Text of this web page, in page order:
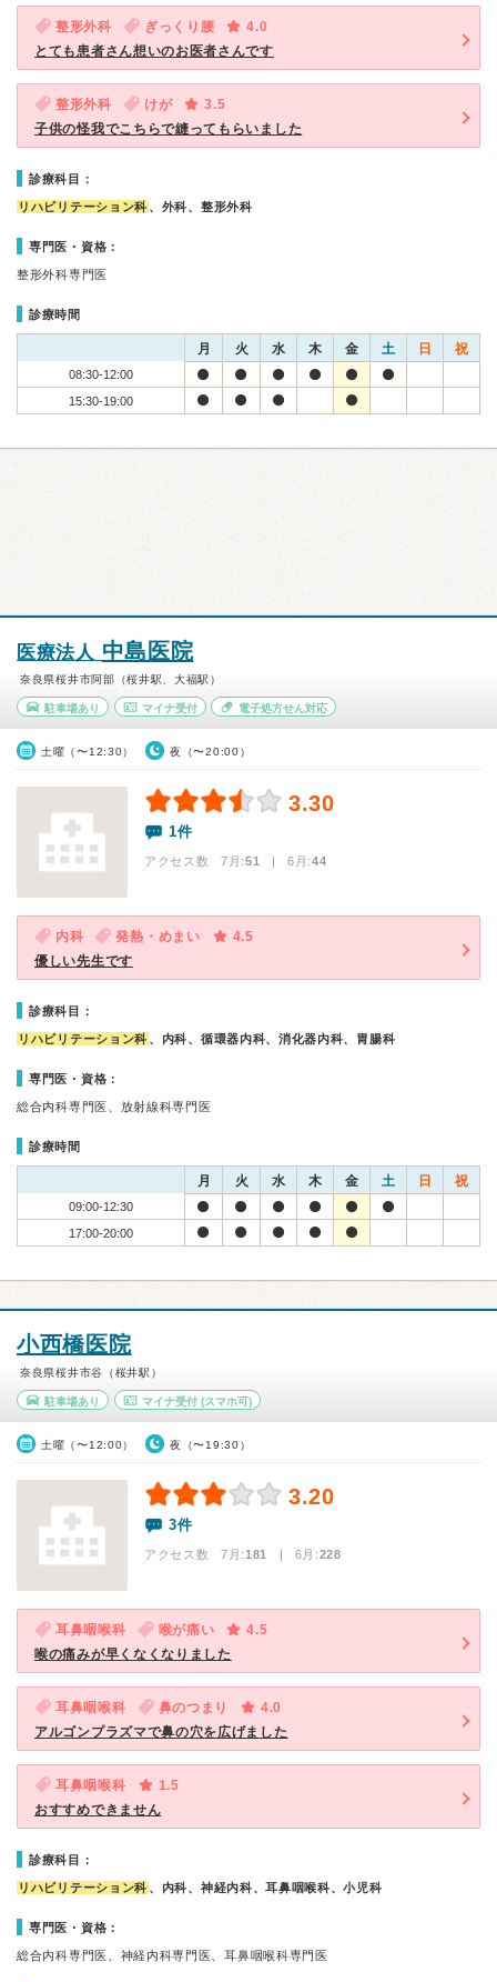
整形外科 ぎっくり腰
4.0
とても患者さん想いのお医者さんです
整形外科 けが
3.5
子供の怪我でこちらで縫ってもらいました
診療科目：
リハビリテーション科 、外科、整形外科
専門医・資格：
整形外科専門医
診療時間
月 火 水 木 金 土 日 祝
08:30-12:00
15:30-19:00
医療法人 中島医院
奈良県桜井市阿部（桜井駅、大福駅）
駐車場あり マイナ受付 電子処方せん対応
土曜（〜12:30） 夜（〜20:00）
3.30
1件
アクセス数 7月:51 | 6月:44
内科 発熱・めまい
4.5
優しい先生です
診療科目：
リハビリテーション科 、内科、循環器内科、消化器内科、胃腸科
専門医・資格：
総合内科専門医、放射線科専門医
診療時間
月 火 水 木 金 土 日 祝
09:00-12:30
17:00-20:00
小西橋医院
奈良県桜井市谷（桜井駅）
駐車場あり マイナ受付(スマホ可)
土曜（〜12:00） 夜（〜19:30）
3.20
3件
アクセス数 7月:181 | 6月:228
耳鼻咽喉科 喉が痛い
4.5
喉の痛みが早くなくなりました
耳鼻咽喉科 鼻のつまり
4.0
アルゴンプラズマで鼻の穴を広げました
耳鼻咽喉科
1.5
おすすめできません
診療科目：
リハビリテーション科 、内科、神経内科、耳鼻咽喉科、小児科
専門医・資格：
総合内科専門医、神経内科専門医、耳鼻咽喉科専門医